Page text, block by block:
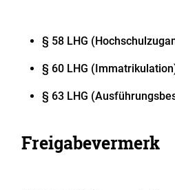
§ 58 LHG
§ 60 LHG
§ 63 LHG
Freigabevermerk